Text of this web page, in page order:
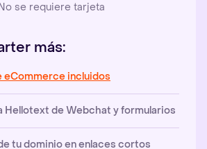
se requiere tarjeta
más:
eCommerce incluidos
Hellotext de Webchat y formularios
tu dominio en enlaces cortos